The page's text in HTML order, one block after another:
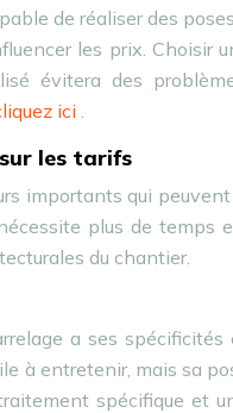
de réaliser des
les prix. Choisir
évitera des
ici .
les tarifs
importants qui
plus de temps
du chantier.
a ses
à entretenir, mais sa
spécifique et